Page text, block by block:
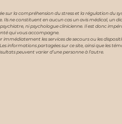
sur la compréhension du stress et la régulation du
ne constituent en aucun cas un avis médical, un
ni psychologue clinicienne. Il est donc
qui vous accompagne.
les services de secours ou les
partagées sur ce site, ainsi que les
peuvent varier d’une personne à l’autre.